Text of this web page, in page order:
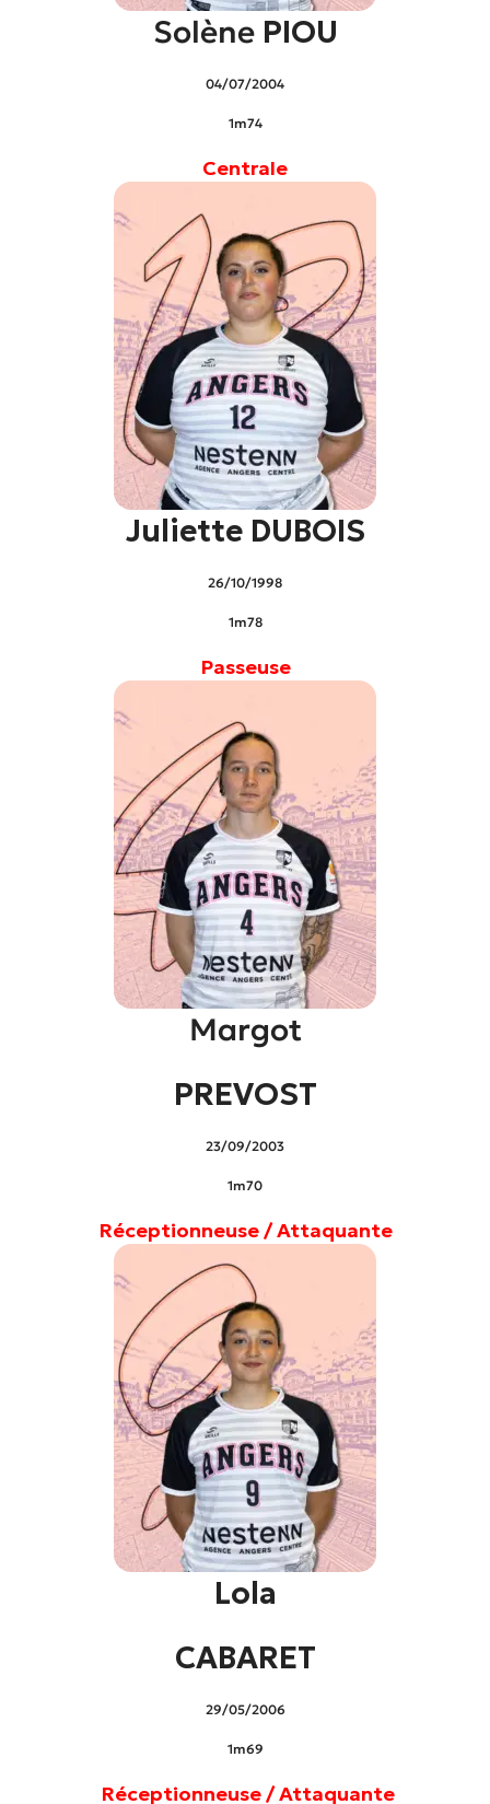
SolènePIOU
04/07/2004
1m74
Centrale
Juliette DUBOIS
26/10/1998
1m78
Passeuse
Margot
PREVOST
23/09/2003
1m70
Réceptionneuse / Attaquante
Lola
CABARET
29/05/2006
1m69
Réceptionneuse / Attaquante